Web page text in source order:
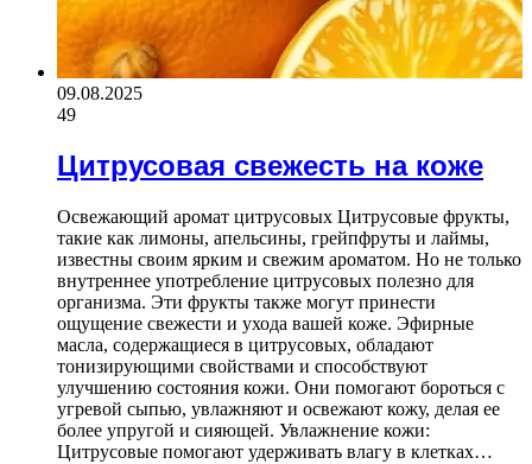
09.08.2025
49
Цитрусовая свежесть на коже
Освежающий аромат цитрусовых Цитрусовые фрукты,
такие как лимоны, апельсины, грейпфруты и лаймы,
известны своим ярким и свежим ароматом. Но не только
внутреннее употребление цитрусовых полезно для
организма. Эти фрукты также могут принести
ощущение свежести и ухода вашей коже. Эфирные
масла, содержащиеся в цитрусовых, обладают
тонизирующими свойствами и способствуют
улучшению состояния кожи. Они помогают бороться с
угревой сыпью, увлажняют и освежают кожу, делая ее
более упругой и сияющей. Увлажнение кожи:
Цитрусовые помогают удерживать влагу в клетках…